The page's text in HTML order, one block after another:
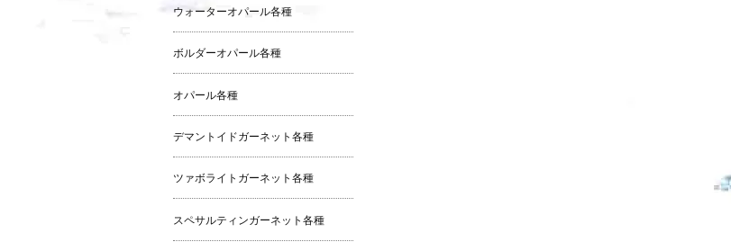
ウォーターオパール各種
ボルダーオパール各種
オパール各種
デマントイドガーネット各種
ツァボライトガーネット各種
スペサルティンガーネット各種